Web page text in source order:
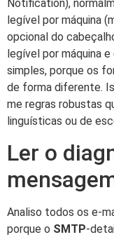
Notification),
legível por máquina
opcional do
legível por máquina
simples, porque os
de forma diferente.
me regras robustas
linguísticas ou de
Ler o
Analiso todos os e-
porque o SMTP-